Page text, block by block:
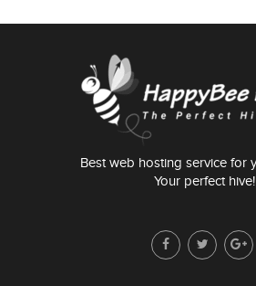
Best web hosting service for
Your perfect hive!